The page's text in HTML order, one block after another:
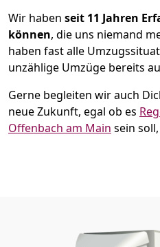
Wir haben seit 11 Jahren
können, die uns niemand
haben fast alle
unzählige Umzüge bereits
Gerne begleiten wir auch
neue Zukunft, egal ob es
Offenbach am Main sein